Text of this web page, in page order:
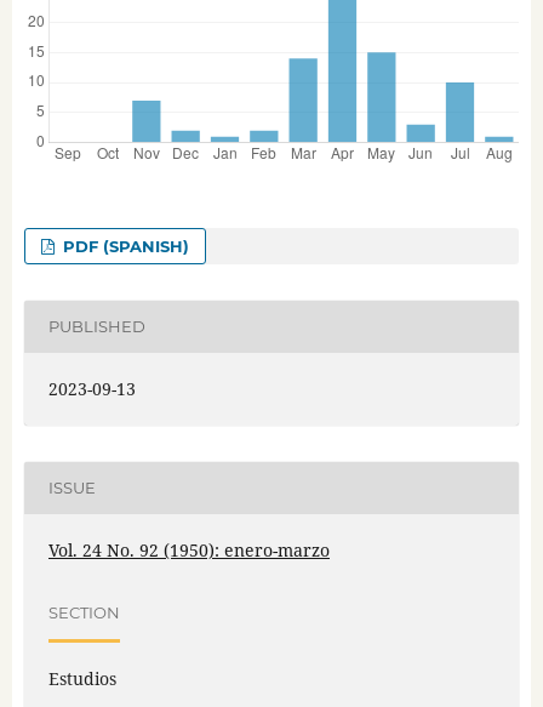
PDF (SPANISH)
PUBLISHED
2023-09-13
ISSUE
Vol. 24 No. 92 (1950): enero-marzo
SECTION
Estudios